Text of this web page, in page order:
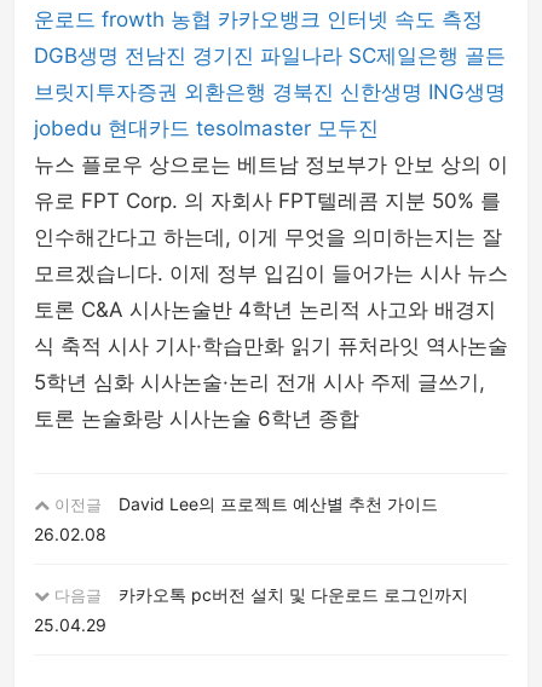
운로드 frowth 농협 카카오뱅크 인터넷 속도 측정
DGB생명 전남진 경기진 파일나라 SC제일은행 골든
브릿지투자증권 외환은행 경북진 신한생명 ING생명
jobedu 현대카드 tesolmaster 모두진
뉴스 플로우 상으로는 베트남 정보부가 안보 상의 이
유로 FPT Corp. 의 자회사 FPT텔레콤 지분 50% 를
인수해간다고 하는데, 이게 무엇을 의미하는지는 잘
모르겠습니다. 이제 정부 입김이 들어가는 시사 뉴스
토론 C&A 시사논술반 4학년 논리적 사고와 배경지
식 축적 시사 기사·학습만화 읽기 퓨처라잇 역사논술
5학년 심화 시사논술·논리 전개 시사 주제 글쓰기,
토론 논술화랑 시사논술 6학년 종합
이전글
David Lee의 프로젝트 예산별 추천 가이드
26.02.08
다음글
카카오톡 pc버전 설치 및 다운로드 로그인까지
25.04.29